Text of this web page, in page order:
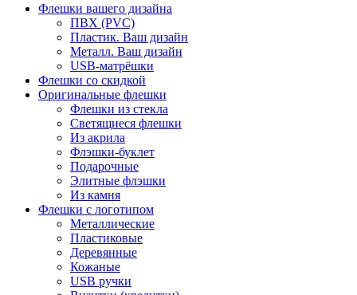
Флешки вашего дизайна
ПВХ (PVC)
Пластик. Ваш дизайн
Металл. Ваш дизайн
USB-матрёшки
Флешки со скидкой
Оригинальные флешки
Флешки из стекла
Светящиеся флешки
Из акрила
Флэшки-буклет
Подарочные
Элитные флэшки
Из камня
Флешки с логотипом
Металлические
Пластиковые
Деревянные
Кожаные
USB ручки